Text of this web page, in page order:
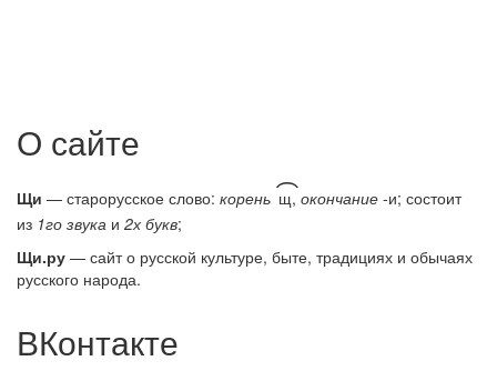
О сайте
Щи — старорусское слово: корень ͡щ, окончание -и; состоит
из 1го звука и 2х букв;
Щи.ру — сайт о русской культуре, быте, традициях и обычаях
русского народа.
ВКонтакте